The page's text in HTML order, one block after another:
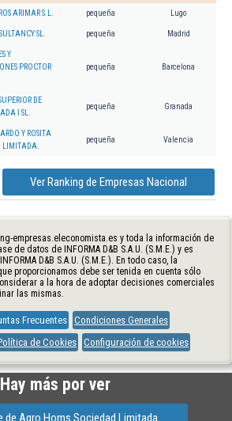
ARIMAR S.L. pequeña Lugo
SL. pequeña Madrid
Y
PROCTOR
pequeña Barcelona
DE
I SL.
pequeña Granada
Y ROSITA
LIMITADA.
pequeña Valencia
Ver Ranking de Empresas Nacional
empresas.eleconomista.es y toda la información de
de datos de INFORMA D&B S.A.U. (S.M.E.) y es
D&B S.A.U. (S.M.E.). En todo caso, la
proporcionamos debe ser tenida en cuenta sólo
a la hora de adoptar decisiones comerciales
las mismas.
Frecuentes
Condiciones Generales
de Cookies Configuración de cookies
Hay más por ver
de Agro Homs Sociedad Limitada.